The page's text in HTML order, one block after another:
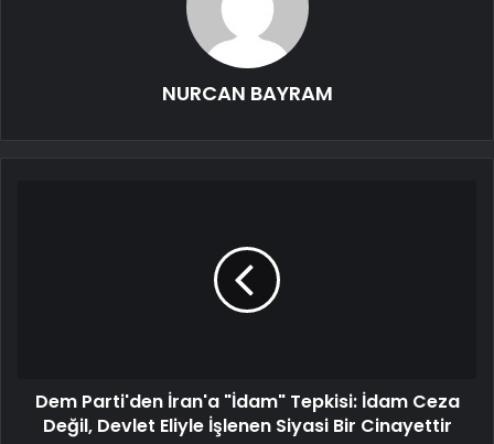
NURCAN BAYRAM
Dem Parti'den İran'a "İdam" Tepkisi: İdam Ceza
Değil, Devlet Eliyle İşlenen Siyasi Bir Cinayettir